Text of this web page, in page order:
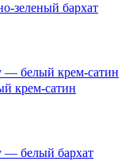
зеленый бархат
крем-сатин